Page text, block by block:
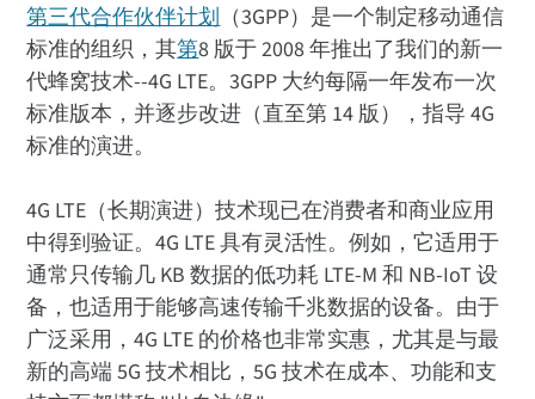
第三代合作伙伴计划 （3GPP）是一个制定移动通信
标准的组织，其第8 版于 2008 年推出了我们的新一
代蜂窝技术--4G LTE。3GPP 大约每隔一年发布一次
标准版本，并逐步改进（直至第 14 版），指导 4G
标准的演进。
4G LTE（长期演进）技术现已在消费者和商业应用
中得到验证。4G LTE 具有灵活性。例如，它适用于
通常只传输几 KB 数据的低功耗 LTE-M 和 NB-IoT 设
备，也适用于能够高速传输千兆数据的设备。由于
广泛采用，4G LTE 的价格也非常实惠，尤其是与最
新的高端 5G 技术相比，5G 技术在成本、功能和支